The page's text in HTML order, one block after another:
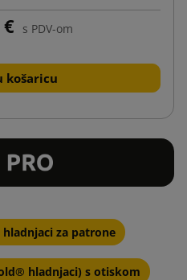
s PDV-om
košaricu
hladnjaci za patrone
hladnjaci) s otiskom